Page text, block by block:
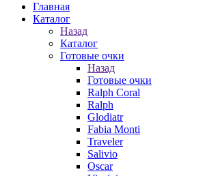
Главная
Каталог
Назад
Каталог
Готовые очки
Назад
Готовые очки
Ralph Coral
Ralph
Glodiatr
Fabia Monti
Traveler
Salivio
Oscar